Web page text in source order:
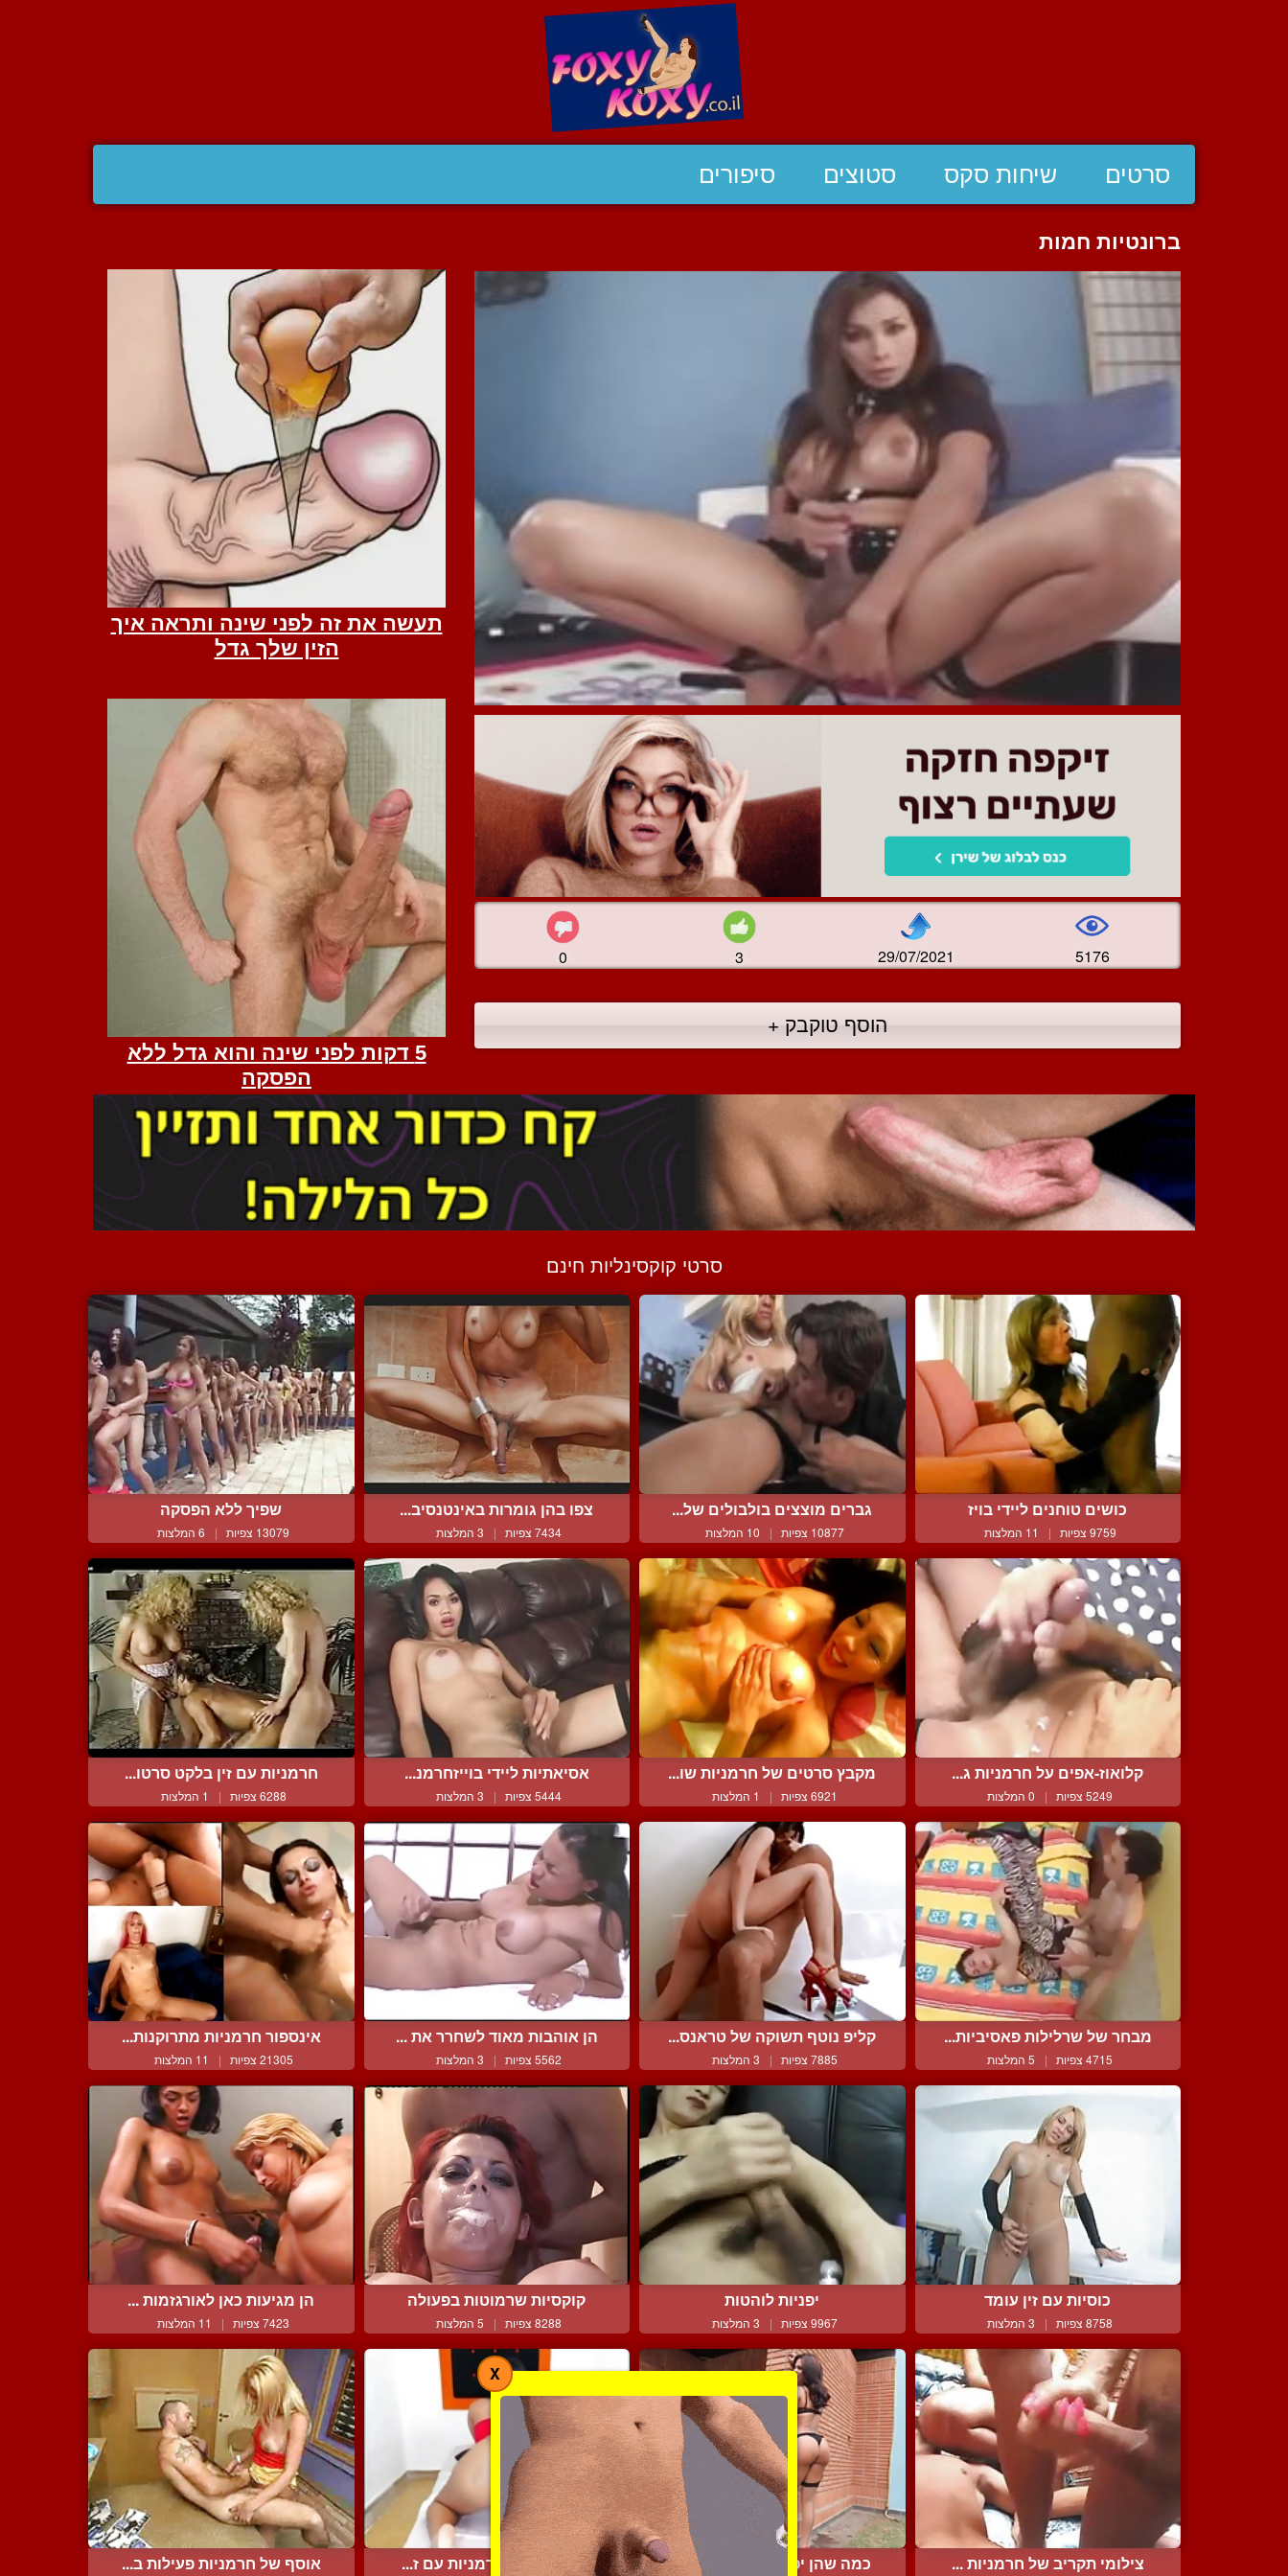
סרטים שיחות סקס סטוצים סיפורים
ברונטיות חמות
0 3 29/07/2021 5176
הוסף טוקבק +
סרטי קוקסינליות חינם
כושים טוחנים ליידי בויז
9759 צפיות | 11 המלצות
גברים מוצצים בולבולים של...
10877 צפיות | 10 המלצות
צפו בהן גומרות באינטנסיב...
7434 צפיות | 3 המלצות
שפיך ללא הפסקה
13079 צפיות | 6 המלצות
קלואוז-אפים על חרמניות ג...
5249 צפיות | 0 המלצות
מקבץ סרטים של חרמניות שו...
6921 צפיות | 1 המלצות
אסיאתיות ליידי בוייזחרמנ...
5444 צפיות | 3 המלצות
חרמניות עם זין בלקט סרטו...
6288 צפיות | 1 המלצות
מבחר של שרלילות פאסיביות...
4715 צפיות | 5 המלצות
קליפ נוטף תשוקה של טראנס...
7885 צפיות | 3 המלצות
הן אוהבות מאוד לשחרר את ...
5562 צפיות | 3 המלצות
אינספור חרמניות מתרוקנות...
21305 צפיות | 11 המלצות
כוסיות עם זין עומד
8758 צפיות | 3 המלצות
יפניות לוהטות
9967 צפיות | 3 המלצות
קוקסיות שרמוטות בפעולה
8288 צפיות | 5 המלצות
הן מגיעות כאן לאורגזמות ...
7423 צפיות | 11 המלצות
צילומי תקריב של חרמניות ... כמה שהן יפות וסקסיות בלק... טוורקינג של חרמניות עם ז... אוסף של חרמניות פעילות ב...
X